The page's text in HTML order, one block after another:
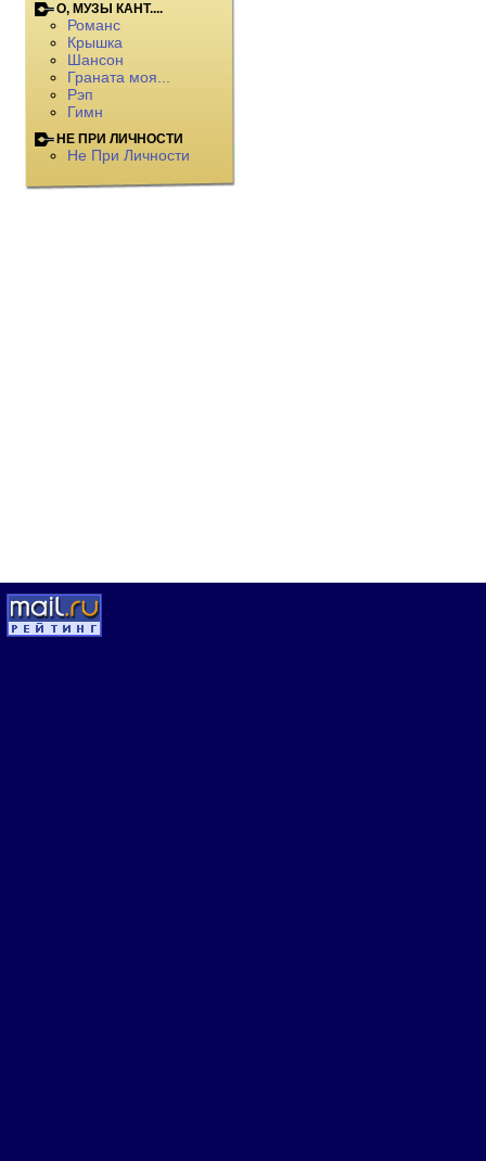
О, МУЗЫ КАНТ....
Романс
Крышка
Шансон
Граната моя...
Рэп
Гимн
НЕ ПРИ ЛИЧНОСТИ
Не При Личности